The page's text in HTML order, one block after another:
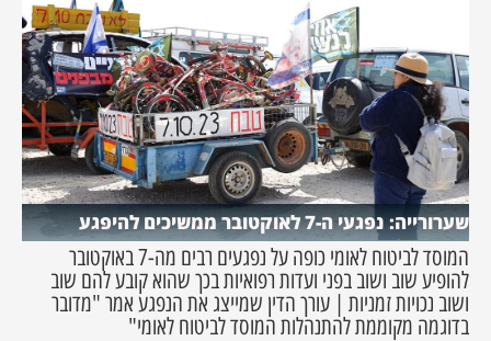
שערורייה: נפגעי ה-7 לאוקטובר ממשיכים להיפגע
המוסד לביטוח לאומי כופה על נפגעים רבים מה-7 באוקטובר
להופיע שוב ושוב בפני ועדות רפואיות בכך שהוא קובע להם שוב
ושוב נכויות זמניות | עורך הדין שמייצג את הנפגע אמר "מדובר
בדוגמה מקוממת להתנהלות המוסד לביטוח לאומי"